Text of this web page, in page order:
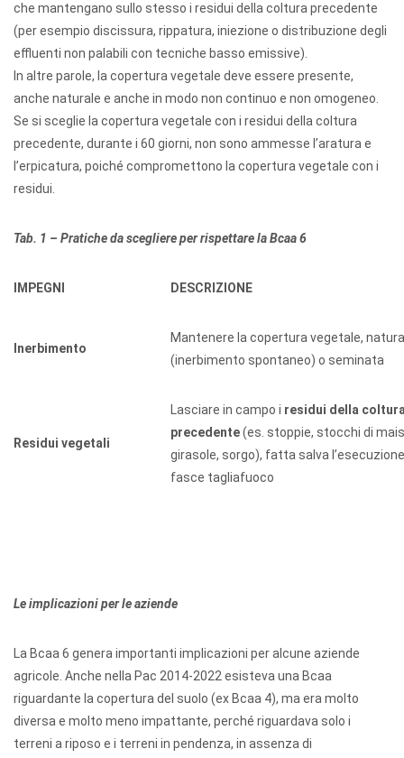
che mantengano sullo stesso i residui della coltura precedente
(per esempio discissura, rippatura, iniezione o distribuzione degli
effluenti non palabili con tecniche basso emissive).
In altre parole, la copertura vegetale deve essere presente,
anche naturale e anche in modo non continuo e non omogeneo.
Se si sceglie la copertura vegetale con i residui della coltura
precedente, durante i 60 giorni, non sono ammesse l’aratura e
l’erpicatura, poiché compromettono la copertura vegetale con i
residui.
Tab. 1 – Pratiche da scegliere per rispettare la Bcaa 6
IMPEGNI DESCRIZIONE
Inerbimento
Mantenere la copertura vegetale,
(inerbimento spontaneo) o seminata
Residui vegetali
Lasciare in campo i residui della
precedente(es. stoppie, stocchi di
girasole, sorgo), fatta salva
fasce tagliafuoco
Le implicazioni per le aziende
La Bcaa 6 genera importanti implicazioni per alcune aziende
agricole. Anche nella Pac 2014-2022 esisteva una Bcaa
riguardante la copertura del suolo (ex Bcaa 4), ma era molto
diversa e molto meno impattante, perché riguardava solo i
terreni a riposo e i terreni in pendenza, in assenza di